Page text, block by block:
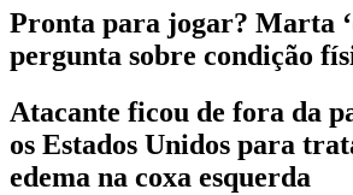
Pronta para jogar? Marta
pergunta sobre condição
Atacante ficou de fora da
os Estados Unidos para
edema na coxa esquerda